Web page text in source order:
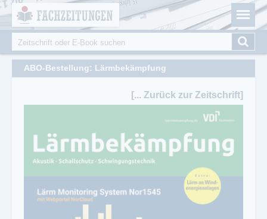
Fachzeitungen.de - Das unabhängige Portal für
Fachmagazine Fachpublikationen & eBooks
Suchformular
Suche
ABO-Bestellung: Lärmbekämpfung
[... Zurück zur Zeitschrift]
Cookie-Einstellungen